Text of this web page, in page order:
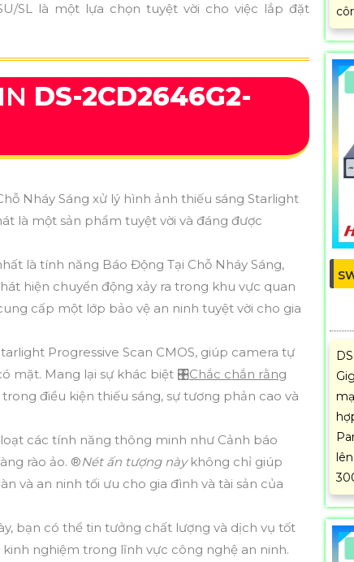
SL là một lựa chọn tuyệt vời cho việc lắp đặt
DS-2CD2646G2-
Nháy Sáng xử lý hình ảnh thiếu sáng Starlight
là một sản phẩm tuyệt vời và đáng được
là tính năng Báo Động Tại Chỗ Nháy Sáng,
hiện chuyển động xảy ra trong khu vực quan
cấp một lớp bảo vệ an ninh tuyệt vời cho gia
Progressive Scan CMOS, giúp camera tự
mặt. Mang lại sự khác biệt 🎛Chắc chắn rằng
điều kiện thiếu sáng, sự tương phản cao và
các tính năng thông minh như Cảnh báo
rào ảo. ®️Nét ấn tượng nàykhông chỉ giúp
và an ninh tối ưu cho gia đình và tài sản của
bạn có thể tin tưởng chất lượng và dịch vụ tốt
nghiệm trong lĩnh vực công nghệ an ninh.